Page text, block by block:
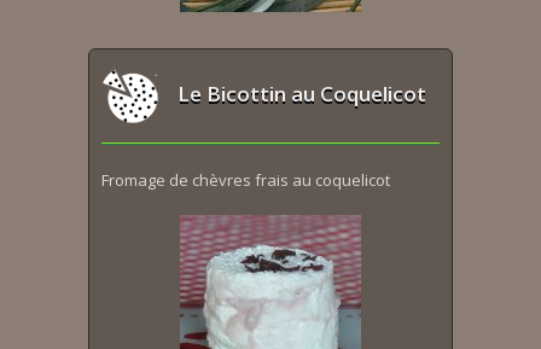
Le Bicottin au Coquelicot
Fromage de chèvres frais au coquelicot